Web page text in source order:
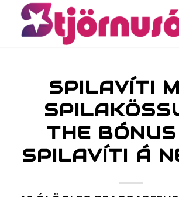
SPILAVÍTI
THE
SPILAVÍTI Á